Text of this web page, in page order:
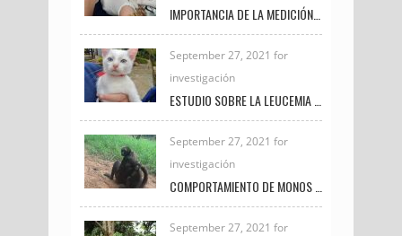
September 27, 2021 for
investigación
September 27, 2021 for
investigación
September 27, 2021 for